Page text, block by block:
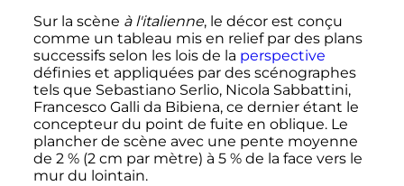
Sur la scène à l'italienne, le décor est conçu
comme un tableau mis en relief par des plans
successifs selon les lois de la perspective
définies et appliquées par des scénographes
tels que Sebastiano Serlio, Nicola Sabbattini,
Francesco Galli da Bibiena, ce dernier étant le
concepteur du point de fuite en oblique. Le
plancher de scène avec une pente moyenne
de 2 % (2 cm par mètre) à 5 % de la face vers le
mur du lointain.